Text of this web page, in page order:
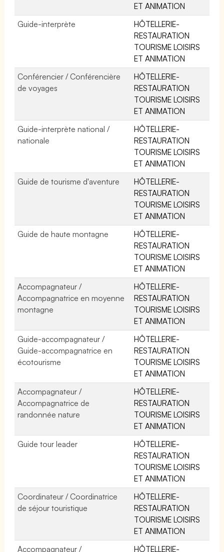
ET ANIMATION
Guide-interprète
HÔTELLERIE-
RESTAURATION
TOURISME LOISIRS
ET ANIMATION
Conférencier / Conférencière
de voyages
HÔTELLERIE-
RESTAURATION
TOURISME LOISIRS
ET ANIMATION
Guide-interprète national /
nationale
HÔTELLERIE-
RESTAURATION
TOURISME LOISIRS
ET ANIMATION
Guide de tourisme d'aventure
HÔTELLERIE-
RESTAURATION
TOURISME LOISIRS
ET ANIMATION
Guide de haute montagne
HÔTELLERIE-
RESTAURATION
TOURISME LOISIRS
ET ANIMATION
Accompagnateur /
Accompagnatrice en moyenne
montagne
HÔTELLERIE-
RESTAURATION
TOURISME LOISIRS
ET ANIMATION
Guide-accompagnateur /
Guide-accompagnatrice en
écotourisme
HÔTELLERIE-
RESTAURATION
TOURISME LOISIRS
ET ANIMATION
Accompagnateur /
Accompagnatrice de
randonnée nature
HÔTELLERIE-
RESTAURATION
TOURISME LOISIRS
ET ANIMATION
Guide tour leader
HÔTELLERIE-
RESTAURATION
TOURISME LOISIRS
ET ANIMATION
Coordinateur / Coordinatrice
de séjour touristique
HÔTELLERIE-
RESTAURATION
TOURISME LOISIRS
ET ANIMATION
Accompagnateur /
HÔTELLERIE-